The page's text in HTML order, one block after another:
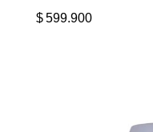
$599.900